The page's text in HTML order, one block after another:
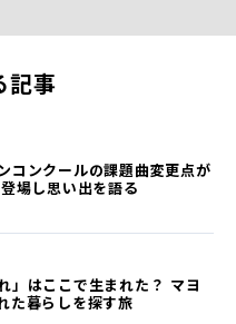
記事
コンクールの課題曲変更点が
場し思い出を語る
」はここで生まれた？ マヨ
た暮らしを探す旅